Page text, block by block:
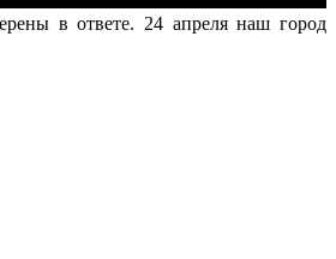
в ответе. 24 апреля наш город